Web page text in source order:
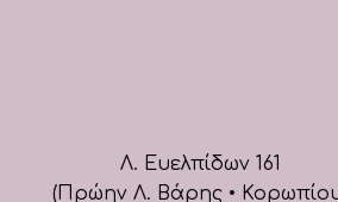
Λ. Ευελπίδων 161
(Πρώην Λ. Βάρης •